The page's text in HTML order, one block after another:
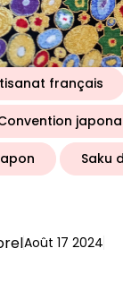
français
Saku
Août 17 2024